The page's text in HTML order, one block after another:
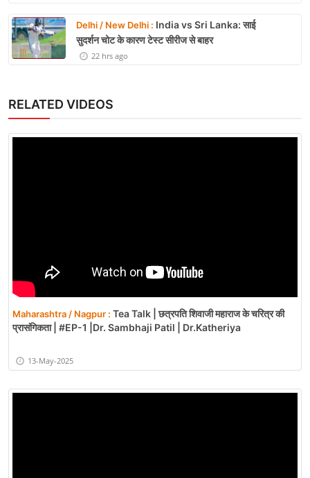
Delhi / New Delhi : India vs Sri Lanka: साई
सुदर्शन चोट के कारण टेस्ट सीरीज से बाहर
22 hrs ago
RELATED VIDEOS
Maharashtra / Nagpur : Tea Talk | छत्रपति शिवाजी महाराज के चरित्र की
प्रासंगिकता | #EP-1 |Dr. Sambhaji Patil | Dr.Katheriya
13-May-2025